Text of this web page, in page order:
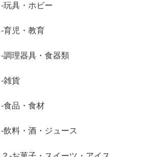
玩具・ホビー
育児・教育
調理器具・食器類
雑貨
食品・食材
飲料・酒・ジュース